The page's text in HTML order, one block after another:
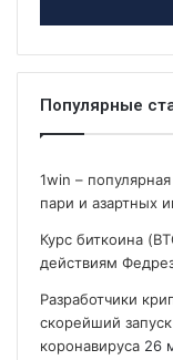
Популярные
1win –
пари и азартных
Курс биткоина
действиям
Разработчики
скорейший
коронавируса 26